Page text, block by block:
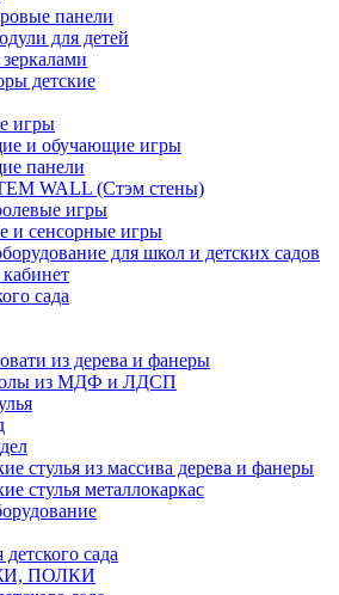
панели
для детей
детские
игры
и обучающие игры
панели
WALL (Cтэм стены)
игры
и сенсорные игры
для школ и детских садов
сада
из дерева и фанеры
из МДФ и ЛДСП
стулья из массива дерева и фанеры
стулья металлокаркас
сада
ПОЛКИ